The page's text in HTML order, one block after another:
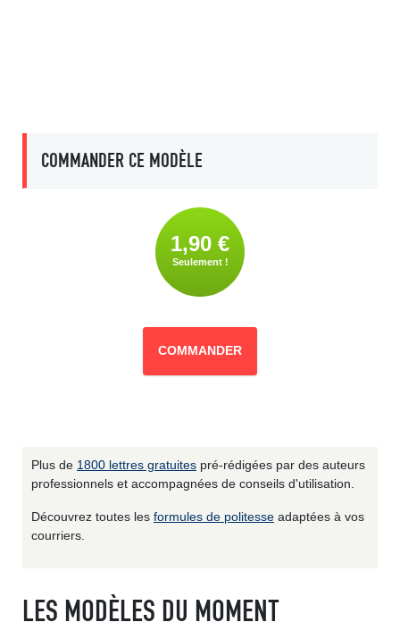
COMMANDER CE MODÈLE
1,90 €
Seulement !
COMMANDER
Plus de 1800 lettres gratuites pré-rédigées par des auteurs
professionnels et accompagnées de conseils d'utilisation.
Découvrez toutes les formules de politesse adaptées à vos
courriers.
LES MODÈLES DU MOMENT